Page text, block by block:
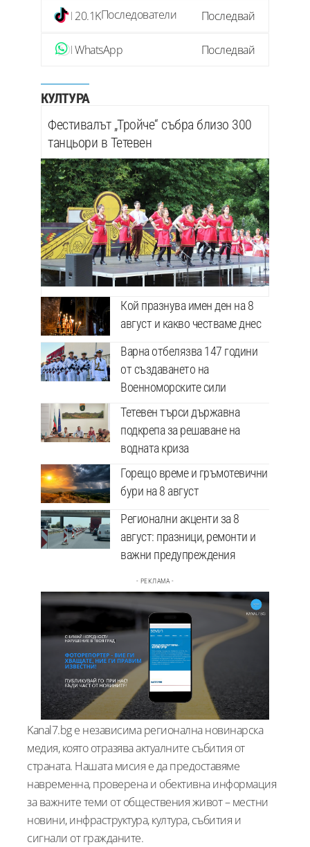
20.1KПоследователи Последвай
WhatsApp Последвай
КУЛТУРА
Фестивалът „Тройче“ събра близо 300
танцьори в Тетевен
Кой празнува имен ден на 8
август и какво честваме днес
Варна отбелязва 147 години
от създаването на
Военноморските сили
Тетевен търси държавна
подкрепа за решаване на
водната криза
Горещо време и гръмотевични
бури на 8 август
Регионални акценти за 8
август: празници, ремонти и
важни предупреждения
- РЕКЛАМА -
Kanal7.bg е независима регионална новинарска
медия, която отразява актуалните събития от
страната. Нашата мисия е да предоставяме
навременна, проверена и обективна информация
за важните теми от обществения живот – местни
новини, инфраструктура, култура, събития и
сигнали от гражданите.